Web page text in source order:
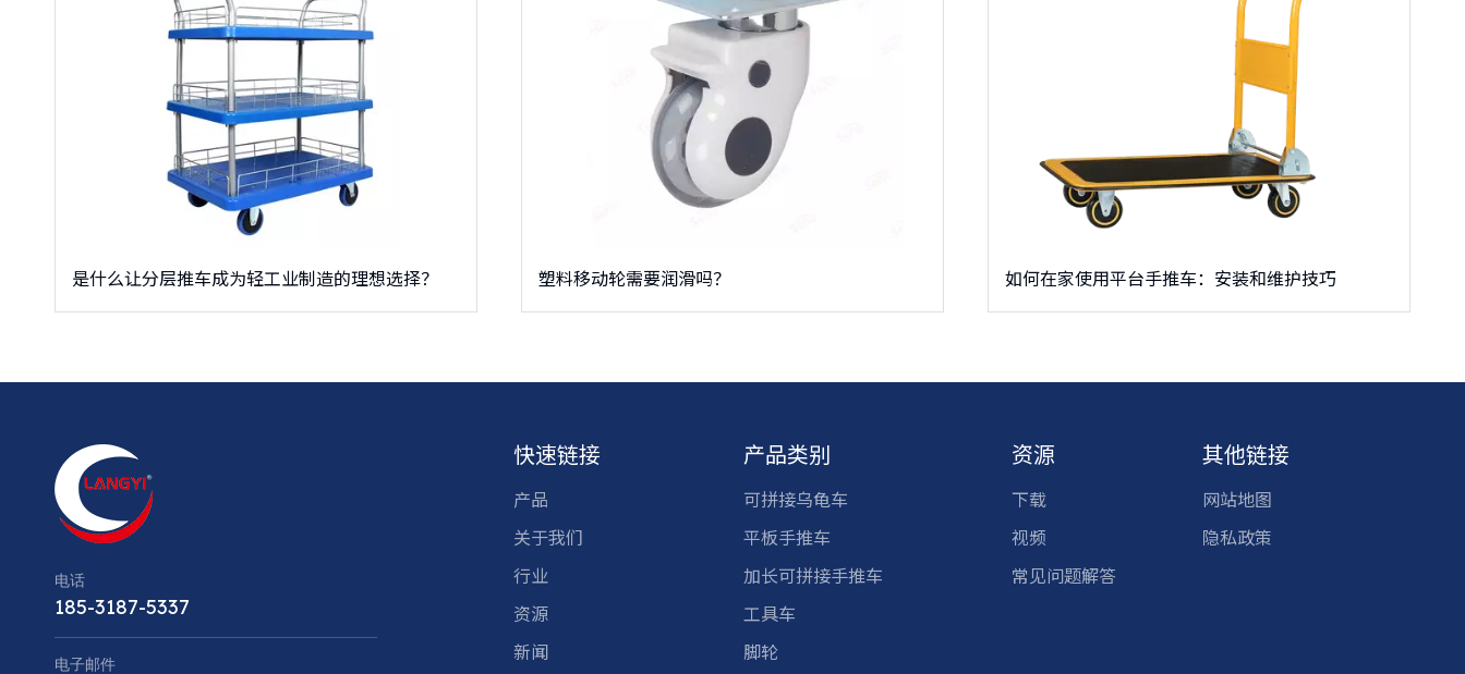
是什么让分层推车成为轻工业制造的理想选择？ 塑料移动轮需要润滑吗？ 如何在家使用平台手推车：安装和维护技巧
电话
185-3187-5337
电子邮件
快速链接
产品
关于我们
行业
资源
新闻
产品类别
可拼接乌龟车
平板手推车
加长可拼接手推车
工具车
脚轮
资源
下载
视频
常见问题解答
其他链接
网站地图
隐私政策